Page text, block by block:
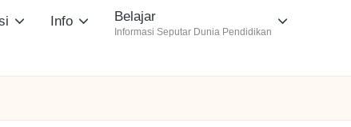
Info Belajar
Informasi Seputar Dunia Pendidikan